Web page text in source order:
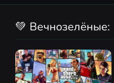
💚 Вечнозелёные: